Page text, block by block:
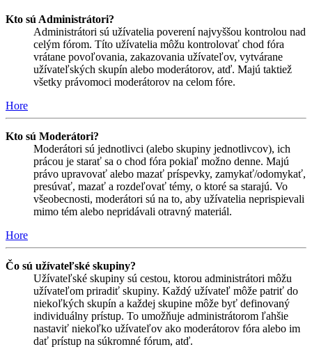
Kto sú Administrátori?
Administrátori sú užívatelia poverení najvyššou kontrolou nad
celým fórom. Títo užívatelia môžu kontrolovať chod fóra
vrátane povoľovania, zakazovania užívateľov, vytvárane
užívateľských skupín alebo moderátorov, atď. Majú taktiež
všetky právomoci moderátorov na celom fóre.
Hore
Kto sú Moderátori?
Moderátori sú jednotlivci (alebo skupiny jednotlivcov), ich
prácou je starať sa o chod fóra pokiaľ možno denne. Majú
právo upravovať alebo mazať príspevky, zamykať/odomykať,
presúvať, mazať a rozdeľovať témy, o ktoré sa starajú. Vo
všeobecnosti, moderátori sú na to, aby užívatelia neprispievali
mimo tém alebo nepridávali otravný materiál.
Hore
Čo sú užívateľské skupiny?
Užívateľské skupiny sú cestou, ktorou administrátori môžu
užívateľom priradiť skupiny. Každý užívateľ môže patriť do
niekoľkých skupín a každej skupine môže byť definovaný
individuálny prístup. To umožňuje administrátorom ľahšie
nastaviť niekoľko užívateľov ako moderátorov fóra alebo im
dať prístup na súkromné fórum, atď.